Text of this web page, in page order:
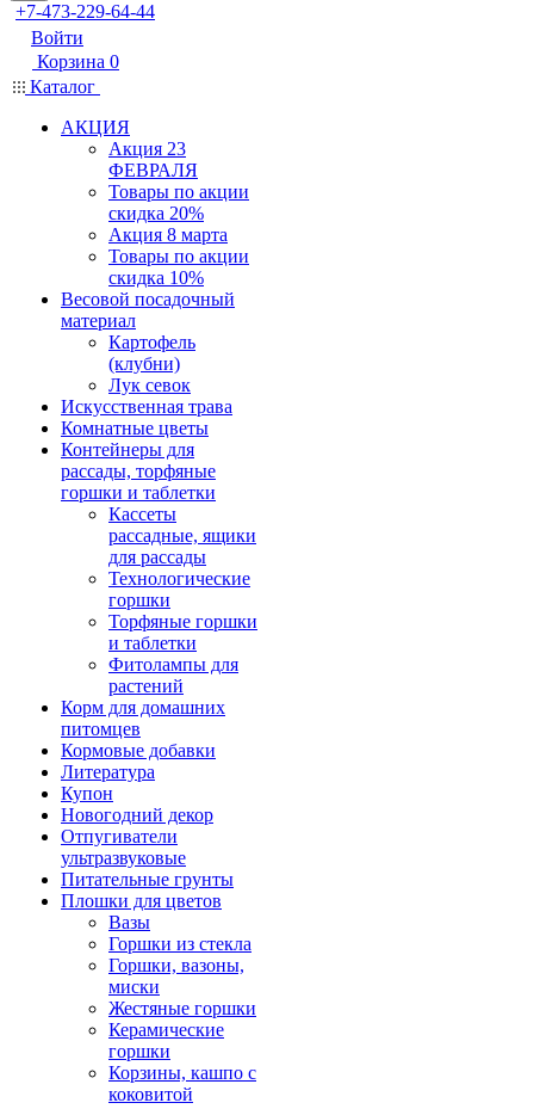
+7-473-229-64-44
Войти
Корзина 0
Каталог
АКЦИЯ
Акция 23
ФЕВРАЛЯ
Товары по акции
скидка 20%
Акция 8 марта
Товары по акции
скидка 10%
Весовой посадочный
материал
Картофель
(клубни)
Лук севок
Искусственная трава
Комнатные цветы
Контейнеры для
рассады, торфяные
горшки и таблетки
Кассеты
рассадные, ящики
для рассады
Технологические
горшки
Торфяные горшки
и таблетки
Фитолампы для
растений
Корм для домашних
питомцев
Кормовые добавки
Литература
Купон
Новогодний декор
Отпугиватели
ультразвуковые
Питательные грунты
Плошки для цветов
Вазы
Горшки из стекла
Горшки, вазоны,
миски
Жестяные горшки
Керамические
горшки
Корзины, кашпо с
коковитой